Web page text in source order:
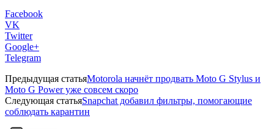
Facebook
VK
Twitter
Google+
Telegram
Предыдущая статьяMotorola начнёт продвать Moto G Stylus и
Moto G Power уже совсем скоро
Следующая статьяSnapchat добавил фильтры, помогающие
соблюдать карантин